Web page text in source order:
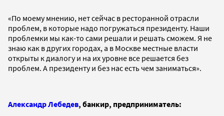
«По моему мнению, нет сейчас в ресторанной отрасли
проблем, в которые надо погружаться президенту. Наши
проблемки мы как-то сами решали и решать сможем. Я не
знаю как в других городах, а в Москве местные власти
открыты к диалогу и на их уровне все решается без
проблем. А президенту и без нас есть чем заниматься».
Александр Лебедев, банкир, предприниматель: